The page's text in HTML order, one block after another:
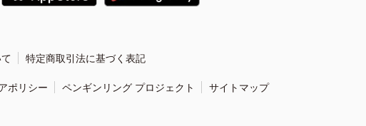
特定商取引法に基づく表記
ポリシー ペンギンリング プロジェクト サイトマップ